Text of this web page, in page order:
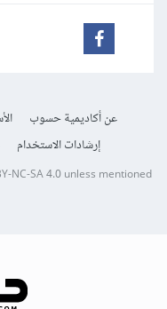
عن أكاديمية حسوب
إرشادات الاستخدام
NC-SA 4.0unless mentioned